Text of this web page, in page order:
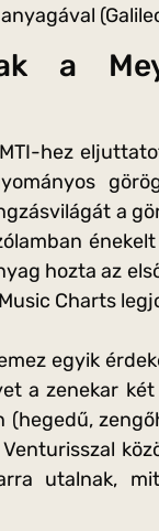
a
hez
a
hozta az
Charts
egyik
a zenekar
(hegedű,
utalnak,